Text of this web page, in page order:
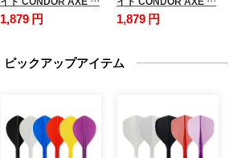
1,879 円 1,879 円
ピックアップアイテム